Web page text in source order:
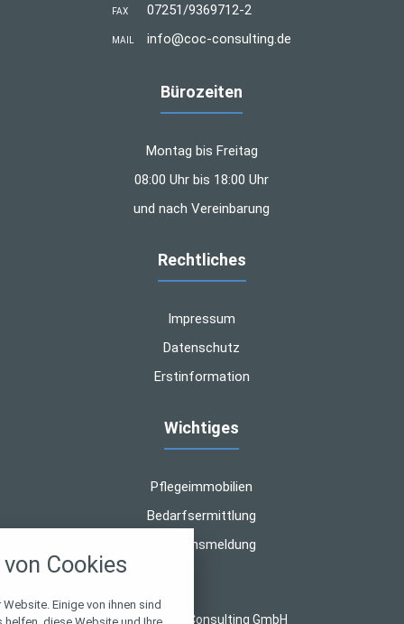
FAX 07251/9369712-2
MAIL info@coc-consulting.de
Bürozeiten
Montag bis Freitag
08:00 Uhr bis 18:00 Uhr
und nach Vereinbarung
Rechtliches
Impressum
Datenschutz
Erstinformation
Wichtiges
Pflegeimmobilien
Bedarfsermittlung
Schadensmeldung
© 2026 CoC Consulting GmbH
Cookies
Einige von ihnen sind
alle verwendeten Cookies und
zu blockieren.